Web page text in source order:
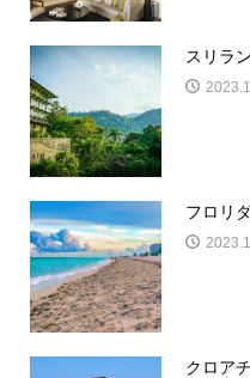
スリラ
フロリ
クロア